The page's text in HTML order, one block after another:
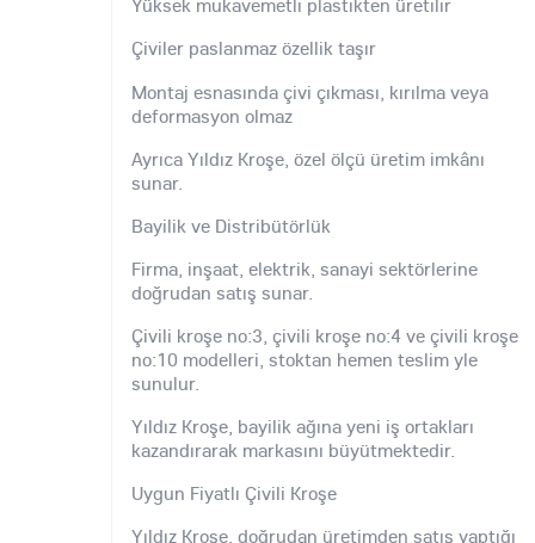
Yüksek mukavemetli plastikten üretilir
Çiviler paslanmaz özellik taşır
Montaj esnasında çivi çıkması, kırılma veya
deformasyon olmaz
Ayrıca Yıldız Kroşe, özel ölçü üretim imkânı
sunar.
Bayilik ve Distribütörlük
Firma, inşaat, elektrik, sanayi sektörlerine
doğrudan satış sunar.
Çivili kroşe no:3, çivili kroşe no:4 ve çivili kroşe
no:10 modelleri, stoktan hemen teslim yle
sunulur.
Yıldız Kroşe, bayilik ağına yeni iş ortakları
kazandırarak markasını büyütmektedir.
Uygun Fiyatlı Çivili Kroşe
Yıldız Kroşe, doğrudan üretimden satış yaptığı